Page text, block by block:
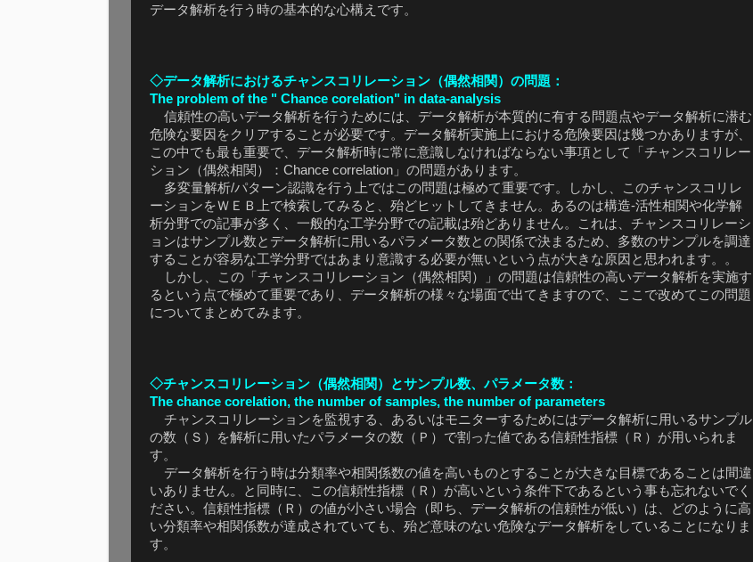
データ解析を行う時の基本的な心構えです。
◇データ解析におけるチャンスコリレーション（偶然相関）の問題：
The problem of the " Chance corelation" in data-analysis
信頼性の高いデータ解析を行うためには、データ解析が本質的に有する問題点やデータ解析に潜む
危険な要因をクリアすることが必要です。データ解析実施上における危険要因は幾つかありますが、
この中でも最も重要で、データ解析時に常に意識しなければならない事項として「チャンスコリレー
ション（偶然相関）：Chance correlation」の問題があります。
多変量解析/パターン認識を行う上ではこの問題は極めて重要です。しかし、このチャンスコリレ
ーションをＷＥＢ上で検索してみると、殆どヒットしてきません。あるのは構造-活性相関や化学解
析分野での記事が多く、一般的な工学分野での記載は殆どありません。これは、チャンスコリレーシ
ョンはサンプル数とデータ解析に用いるパラメータ数との関係で決まるため、多数のサンプルを調達
することが容易な工学分野ではあまり意識する必要が無いという点が大きな原因と思われます。。
しかし、この「チャンスコリレーション（偶然相関）」の問題は信頼性の高いデータ解析を実施す
るという点で極めて重要であり、データ解析の様々な場面で出てきますので、ここで改めてこの問題
についてまとめてみます。
◇チャンスコリレーション（偶然相関）とサンプル数、パラメータ数：
The chance corelation, the number of samples, the number of parameters
チャンスコリレーションを監視する、あるいはモニターするためにはデータ解析に用いるサンプル
の数（Ｓ）を解析に用いたパラメータの数（Ｐ）で割った値である信頼性指標（Ｒ）が用いられま
す。
データ解析を行う時は分類率や相関係数の値を高いものとすることが大きな目標であることは間違
いありません。と同時に、この信頼性指標（Ｒ）が高いという条件下であるという事も忘れないでく
ださい。信頼性指標（Ｒ）の値が小さい場合（即ち、データ解析の信頼性が低い）は、どのように高
い分類率や相関係数が達成されていても、殆ど意味のない危険なデータ解析をしていることになりま
す。